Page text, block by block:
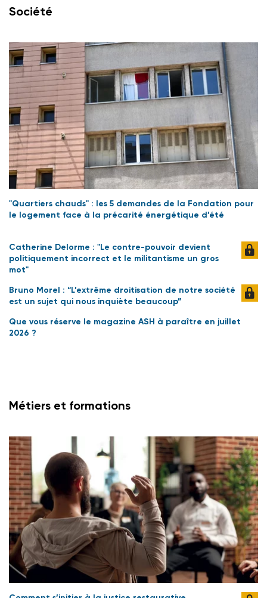
Société
"Quartiers chauds" : les 5 demandes de la Fondation pour
le logement face à la précarité énergétique d’été
Catherine Delorme : "Le contre-pouvoir devient
politiquement incorrect et le militantisme un gros
mot"
Bruno Morel : “L’extrême droitisation de notre société
est un sujet qui nous inquiète beaucoup”
Que vous réserve le magazine ASH à paraître en juillet
2026 ?
Métiers et formations